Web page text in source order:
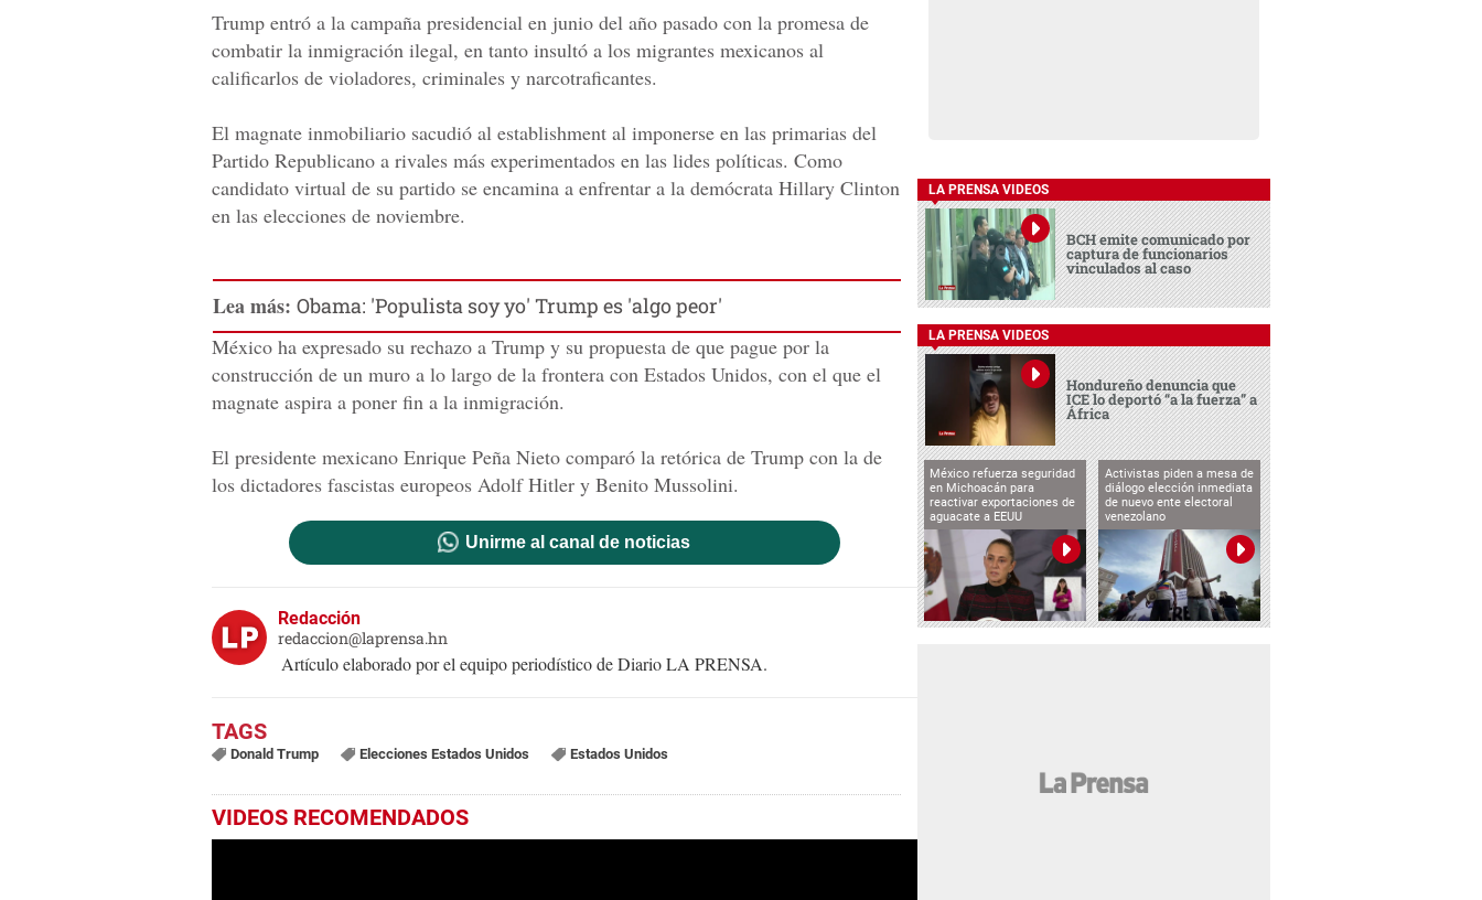
Trump entró a la campaña presidencial en junio del año pasado con la promesa de
combatir la inmigración ilegal, en tanto insultó a los migrantes mexicanos al
calificarlos de violadores, criminales y narcotraficantes.
El magnate inmobiliario sacudió al establishment al imponerse en las primarias del
Partido Republicano a rivales más experimentados en las lides políticas. Como
candidato virtual de su partido se encamina a enfrentar a la demócrata Hillary Clinton
en las elecciones de noviembre.
Lea más: Obama: 'Populista soy yo' Trump es 'algo peor'
México ha expresado su rechazo a Trump y su propuesta de que pague por la
construcción de un muro a lo largo de la frontera con Estados Unidos, con el que el
magnate aspira a poner fin a la inmigración.
El presidente mexicano Enrique Peña Nieto comparó la retórica de Trump con la de
los dictadores fascistas europeos Adolf Hitler y Benito Mussolini.
Unirme al canal de noticias
Redacción
redaccion@laprensa.hn
Artículo elaborado por el equipo periodístico de Diario LA PRENSA.
Donald Trump Elecciones Estados Unidos Estados Unidos
VIDEOS RECOMENDADOS
LA PRENSA VIDEOS
BCH emite comunicado por
captura de funcionarios
vinculados al caso
LA PRENSA VIDEOS
Hondureño denuncia que
ICE lo deportó “a la fuerza” a
África
México refuerza seguridad
en Michoacán para
reactivar exportaciones de
aguacate a EEUU
Activistas piden a mesa de
diálogo elección inmediata
de nuevo ente electoral
venezolano